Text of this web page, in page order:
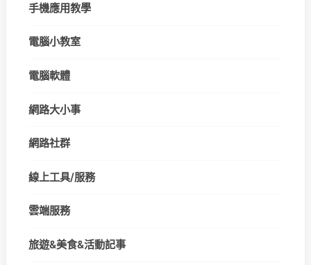
手機應用教學
電腦小教室
電腦軟體
網路大小事
網路社群
線上工具/服務
雲端服務
旅遊&美食&活動記事